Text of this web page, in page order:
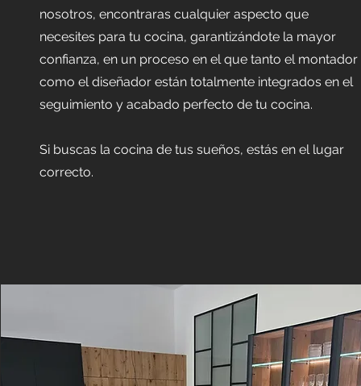
nosotros, encontraras cualquier aspecto que
necesites para tu cocina, garantizándote la mayor
confianza, en un proceso en el que tanto el montador
como el diseñador están totalmente integrados en el
seguimiento y acabado perfecto de tu cocina.
Si buscas la cocina de tus sueños, estás en el lugar
correcto.